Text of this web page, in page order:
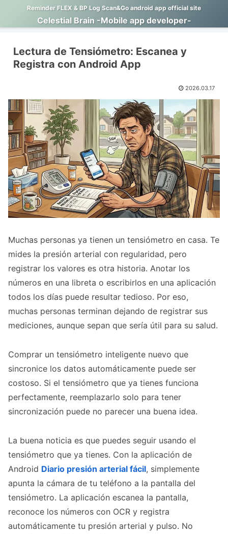
Reminder FLEX & BP Log Scan&Go android app official site
Celestial Brain -Mobile app developer-
Lectura de Tensiómetro: Escanea y
Registra con Android App
2026.03.17
Muchas personas ya tienen un tensiómetro en casa. Te
mides la presión arterial con regularidad, pero
registrar los valores es otra historia. Anotar los
números en una libreta o escribirlos en una aplicación
todos los días puede resultar tedioso. Por eso,
muchas personas terminan dejando de registrar sus
mediciones, aunque sepan que sería útil para su salud.
Comprar un tensiómetro inteligente nuevo que
sincronice los datos automáticamente puede ser
costoso. Si el tensiómetro que ya tienes funciona
perfectamente, reemplazarlo solo para tener
sincronización puede no parecer una buena idea.
La buena noticia es que puedes seguir usando el
tensiómetro que ya tienes. Con la aplicación de
Android Diario presión arterial fácil, simplemente
apunta la cámara de tu teléfono a la pantalla del
tensiómetro. La aplicación escanea la pantalla,
reconoce los números con OCR y registra
automáticamente tu presión arterial y pulso. No